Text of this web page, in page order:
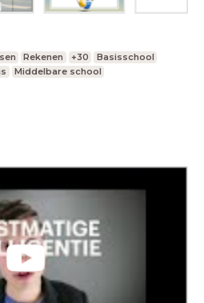
Rekenen +30
Basisschool
Middelbare school